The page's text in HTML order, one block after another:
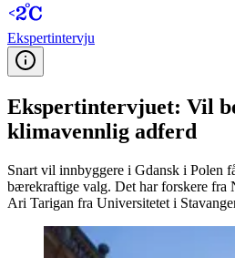
Ekspert­intervju
Ekspertintervjuet: Vil
klimavennlig adferd
Snart vil innbyggere i Gdansk i Polen
bærekraftige valg. Det har forskere fra
Ari Tarigan fra Universitetet i